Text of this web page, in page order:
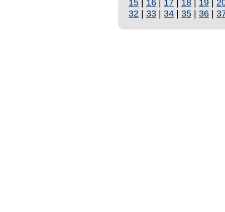
15 | 16 | 17 | 18 | 19 |
32 | 33 | 34 | 35 | 36 |